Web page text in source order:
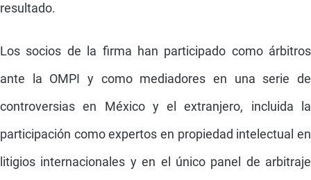
resultado.
Los socios de la firma han participado como árbitros
ante la OMPI y como mediadores en una serie de
controversias en México y el extranjero, incluida la
participación como expertos en propiedad intelectual en
litigios internacionales y en el único panel de arbitraje